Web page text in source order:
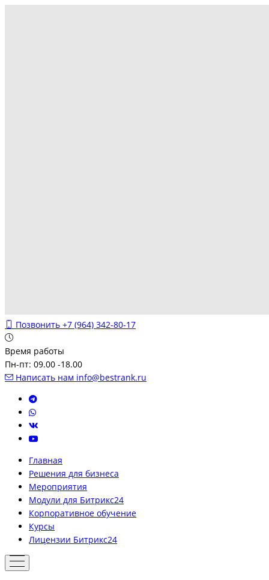
Позвонить +7 (964) 342-80-17
Время работы
Пн-пт: 09.00 -18.00
Написать нам info@bestrank.ru
Главная
Решения для бизнеса
Мероприятия
Модули для Битрикс24
Корпоративное обучение
Курсы
Лицензии Битрикс24